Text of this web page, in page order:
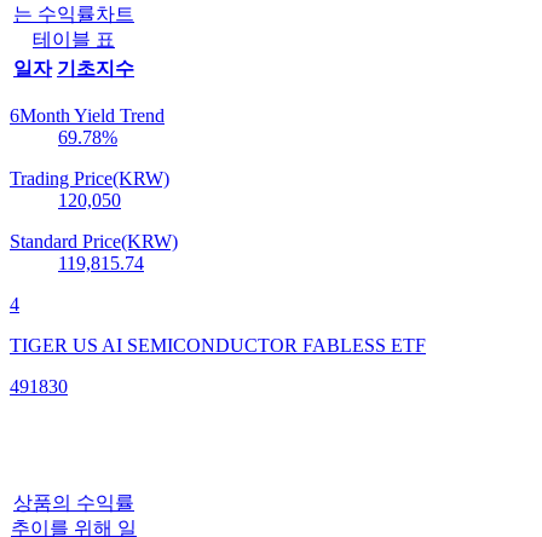
는 수익률차트
테이블 표
일자 기초지수
6Month Yield Trend
69.78%
Trading Price(KRW)
120,050
Standard Price(KRW)
119,815.74
4
TIGER US AI SEMICONDUCTOR FABLESS ETF
491830
상품의 수익률
추이를 위해 일